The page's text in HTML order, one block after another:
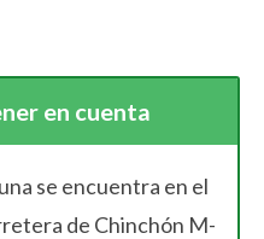
en cuenta
se encuentra en el
de Chinchón M-